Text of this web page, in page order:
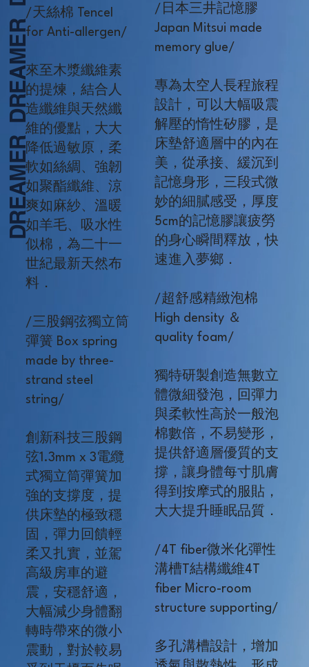
/日本三井記憶膠
Japan Mitsui made
memory glue/
專為太空人長程旅程
設計，可以大幅吸震
解壓的惰性矽膠，是
床墊舒適層中的內在
美，從承接、緩沉到
記憶身形，三段式微
妙的細膩感受，厚度
5cm的記憶膠讓疲勞
的身心瞬間釋放，快
速進入夢鄉．
/超舒感精緻泡棉
High density ＆
quality foam/
獨特研製創造無數立
體微細發泡，回彈力
與柔軟性高於一般泡
棉數倍，不易變形，
提供舒適層優質的支
撐，讓身體每寸肌膚
得到按摩式的服貼，
大大提升睡眠品質．
/4T fiber微米化彈性
溝槽T結構纖維4T
fiber Micro-room
structure supporting/
多孔溝槽設計，增加
/天絲棉 Tencel
for Anti-allergen/
來至木漿纖維素
的提煉，結合人
造纖維與天然纖
維的優點，大大
降低過敏原，柔
軟如絲綢、強韌
如聚酯纖維、涼
爽如麻紗、溫暖
如羊毛、吸水性
似棉，為二十一
世紀最新天然布
料．
/三股鋼弦獨立筒
彈簧 Box spring
made by three-
strand steel
string/
創新科技三股鋼
弦1.3mm x 3電纜
式獨立筒彈簧加
強的支撐度，提
供床墊的極致穩
固，彈力回饋輕
柔又扎實，並駕
高級房車的避
震，安穩舒適，
大幅減少身體翻
轉時帶來的微小
震動，對於較易
DREAMER